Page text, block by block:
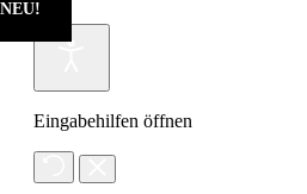
Eingabehilfen öffnen
NEU!